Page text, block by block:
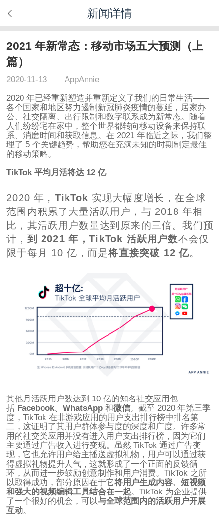
新闻详情
2021 年新常态：移动市场五大预测（上
篇）
2020-11-13 AppAnnie
2020 年已经重新塑造并重新定义了我们的日常生活——
各个国家和地区努力遏制新冠肺炎疫情的蔓延，居家办
公、社交隔离、出行限制和数字联系成为新常态。随着
人们纷纷宅在家中，整个世界都转向移动设备来保持联
系、消磨时间和获取信息。在 2021 年临近之际，我们整
理了 5 个关键趋势，帮助您在充满未知的时期制定最佳
的移动策略。
TikTok 平均月活将达 12 亿
2020 年， TikTok 实现大幅度增长，在全球
范围内积累了大量活跃用户，与 2018 年相
比，其活跃用户数量达到原来的三倍。我们预
计， 到 2021 年，TikTok 活跃用户数不会仅
限于每月 10 亿，而是将直接突破 12 亿。
其他月活跃用户数达到 10 亿的知名社交应用包
括 Facebook、WhatsApp 和微信。截至 2020 年第三季
度，TikTok 在非游戏应用的用户支出排行榜中排名第
二，这证明了其用户群体参与度的深度和广度。许多常
用的社交类应用并没有进入用户支出排行榜，因为它们
主要通过广告收入进行变现。虽然 TikTok 通过广告变
现，它也允许用户给主播送虚拟礼物，用户可以通过获
得虚拟礼物提升人气，这就形成了一个正面的反馈循
环，从而进一步鼓励创意制作和用户消费。TikTok 之所
以取得成功，部分原因在于它将用户生成内容、短视频
和强大的视频编辑工具结合在一起。TikTok 为企业提供
了一个很好的机会，可以与全球范围内的活跃用户开展
互动。